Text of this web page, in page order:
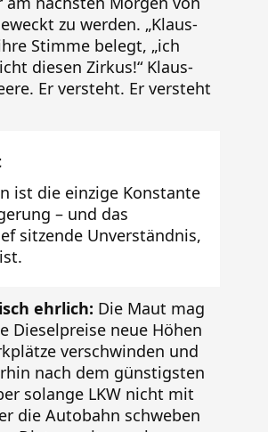
zu werden. „Klaus-
Stimme belegt, „ich
diesen Zirkus!“ Klaus-
Er versteht. Er versteht
ist die einzige Konstante
– und das
sitzende Unverständnis,
ehrlich: Die Maut mag
Dieselpreise neue Höhen
verschwinden und
nach dem günstigsten
solange LKW nicht mit
die Autobahn schweben